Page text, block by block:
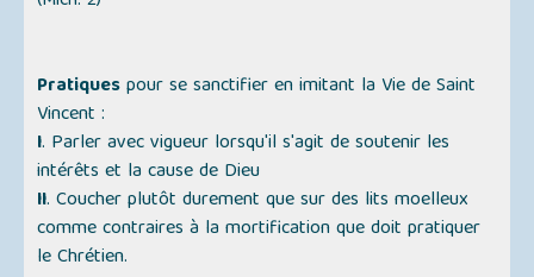
Pratiquespour se sanctifier en imitant la Vie de Saint
Vincent :
I. Parler avec vigueur lorsqu'il s'agit de soutenir les
intérêts et la cause de Dieu
II. Coucher plutôt durement que sur des lits moelleux
comme contraires à la mortification que doit pratiquer
le Chrétien.